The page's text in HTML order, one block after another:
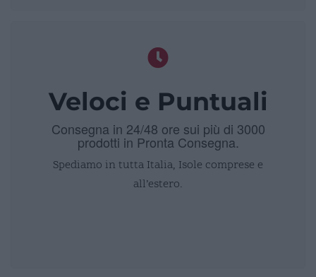
Veloci e Puntuali
Consegna in 24/48 ore sui più di 3000
prodotti in Pronta Consegna.
Spediamo in tutta Italia, Isole comprese e
all’estero.